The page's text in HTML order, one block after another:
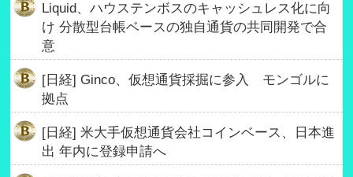
Liquid、ハウステンボスのキャッシュレス化に向
け 分散型台帳ベースの独自通貨の共同開発で合
意
[日経] Ginco、仮想通貨採掘に参入 モンゴルに
拠点
[日経] 米大手仮想通貨会社コインベース、日本進
出 年内に登録申請へ